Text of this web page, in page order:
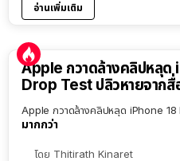
อ่านเพิ่มเติม
Apple กวาดล้างคลิปหลุด
Drop Test ปลิวหายจากสื่
Apple กวาดล้างคลิปหลุด iPhone
มากกว่า
โดย Thitirath Kinaret